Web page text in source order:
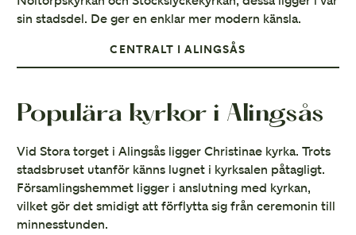
sin stadsdel. De ger en enklar mer modern känsla.
CENTRALT I ALINGSÅS
Populära kyrkor i Alingsås
Vid Stora torget i Alingsås ligger Christinae kyrka. Trots
stadsbruset utanför känns lugnet i kyrksalen påtagligt.
Församlingshemmet ligger i anslutning med kyrkan,
vilket gör det smidigt att förflytta sig från ceremonin till
minnesstunden.